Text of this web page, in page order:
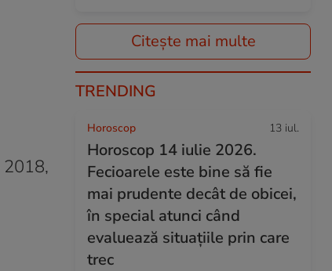
Citește mai multe
TRENDING
Horoscop 13 iul.
Horoscop 14 iulie 2026.
Fecioarele este bine să fie
mai prudente decât de obicei,
în special atunci când
evaluează situațiile prin care
trec